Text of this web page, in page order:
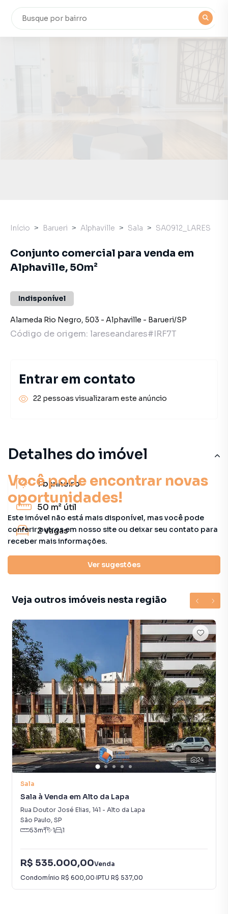
Você pode encontrar novas
oportunidades!
Este imóvel não está mais disponível, mas você pode
conferir outros em nosso site ou deixar seu contato para
receber mais informações.
Ver sugestões
Detalhes do imóvel
1banheiro
50 m² útil
2vagas
Características principais
Veja outros imóveis nesta região
24
Sala
Sala à Venda em Alto da Lapa
Rua Doutor José Elias, 141 - Alto da Lapa
São Paulo, SP
53m² 1 1
R$ 535.000,00Venda
Condomínio R$ 600,00·IPTU R$ 537,00
Início Barueri Alphaville Sala SA0912_LARES
Conjunto comercial para venda em
Alphaville, 50m²
Indisponível
Alameda Rio Negro, 503 - Alphaville - Barueri/SP
Código de origem: lareseandares#IRF7T
Entrar em contato
22 pessoas visualizaram este anúncio